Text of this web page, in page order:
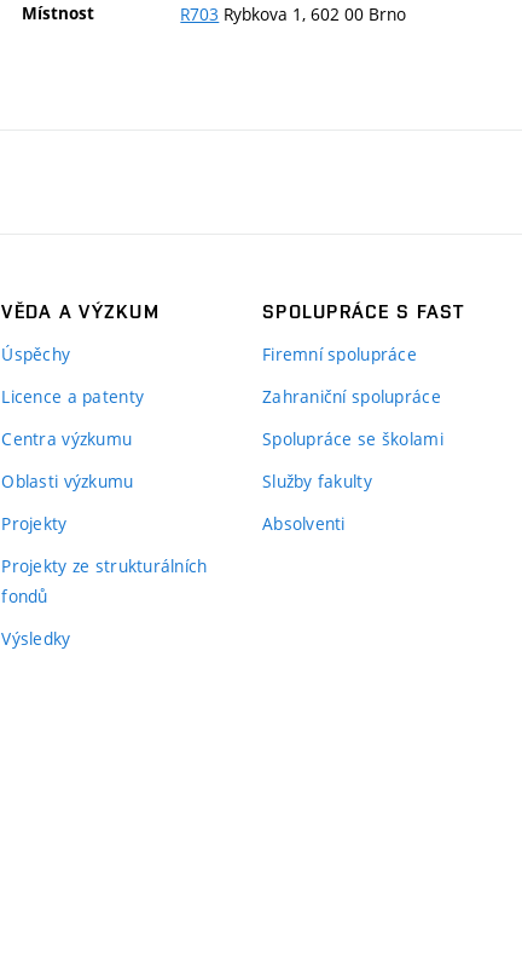
Místnost R703 Rybkova 1, 602 00 Brno
VĚDA A VÝZKUM
Úspěchy
Licence a patenty
Centra výzkumu
Oblasti výzkumu
Projekty
Projekty ze strukturálních
fondů
Výsledky
SPOLUPRÁCE S FAST
Firemní spolupráce
Zahraniční spolupráce
Spolupráce se školami
Služby fakulty
Absolventi